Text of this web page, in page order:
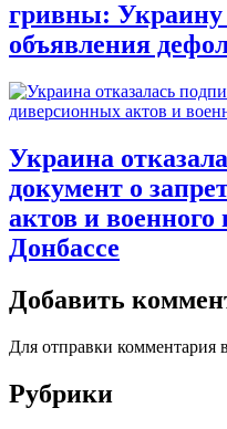
гривны: Украину
объявления
Украина
документ о
актов и военного
Донбассе
Добавить
Для отправки комментария
Рубрики